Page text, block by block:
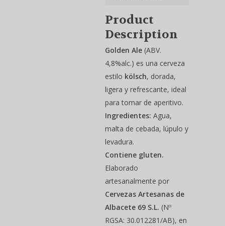
Product
Description
Golden Ale(ABV.
4,8%alc.) es una cerveza
estilo kölsch, dorada,
ligera y refrescante, ideal
para tomar de aperitivo.
Ingredientes: Agua,
malta de cebada, lúpulo y
levadura.
Contiene gluten.
Elaborado
artesanalmente por
Cervezas Artesanas de
Albacete 69 S.L. (Nº
RGSA: 30.012281/AB), en